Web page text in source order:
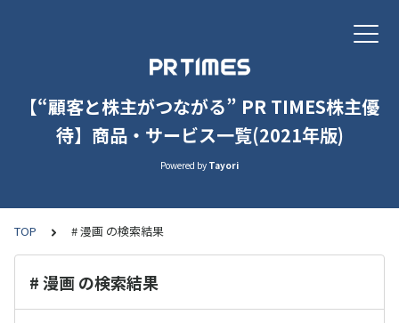
【“顧客と株主がつながる” PR TIMES株主優
待】商品・サービス一覧(2021年版)
Powered by Tayori
TOP # 漫画 の検索結果
# 漫画 の検索結果